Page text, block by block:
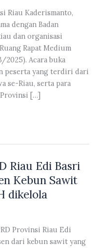
Riau Kaderismanto,
dengan Badan
dan organisasi
Rapat Medium
2025). Acara buka
peserta yang terdiri dari
se-Riau, serta para
[…]
Riau Edi Basri
Kebun Sawit
dikelola
Provinsi Riau Edi
dari kebun sawit yang